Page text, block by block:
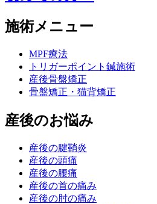
施術メニュー
MPF療法
トリガーポイント鍼施術
産後骨盤矯正
骨盤矯正・猫背矯正
産後のお悩み
産後の腱鞘炎
産後の頭痛
産後の腰痛
産後の首の痛み
産後の肘の痛み